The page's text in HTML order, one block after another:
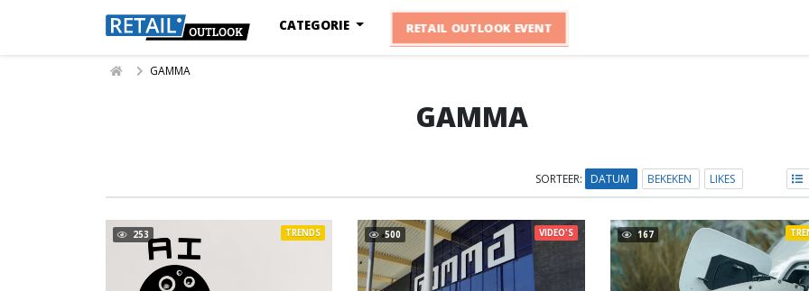
CATEGORIE RETAIL OUTLOOK EVENT
GAMMA
GAMMA
SORTEER: DATUM BEKEKEN LIKES
253 TRENDS 500 VIDEO'S 167